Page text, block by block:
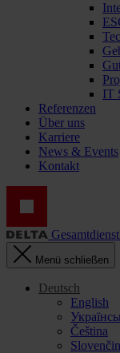
IT
Referenzen
Über uns
Karriere
News & Events
Kontakt
Menü schließen
Deutsch
English
Čeština